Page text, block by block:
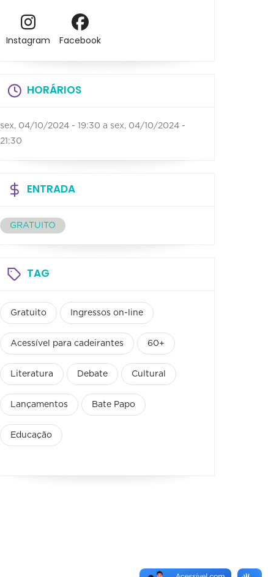
Instagram Facebook
HORÁRIOS
sex, 04/10/2024 - 19:30 a sex, 04/10/2024 -
21:30
ENTRADA
GRATUITO
TAG
Gratuito Ingressos on-line
Acessível para cadeirantes 60+
Literatura Debate Cultural
Lançamentos Bate Papo
Educação